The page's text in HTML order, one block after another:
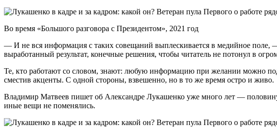
Во время «Большого разговора с Президентом», 2021 год
— И не вся информация с таких совещаний выплескивается в медийное поле,
выработанный результат, конечные решения, чтобы читатель не потонул в
Те, кто работают со словом, знают: любую информацию при желании можно
сместив акценты. С одной стороны, взвешенно, но в то же время остро и живо.
Владимир Матвеев пишет об Александре Лукашенко уже много лет — половину
иные вещи не поменялись.